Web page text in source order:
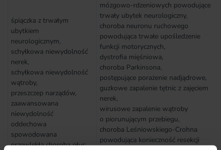
śpiączka z trwałym
ubytkiem
neurologicznym,
schyłkowa niewydolność
nerek,
schyłkowa niewydolność
wątroby,
przeszczep narządów,
zaawansowana
niewydolność
oddechowa
spowodowana
przewlekłą chorobą płuc,
mózgowo-rdzeniowych powodujące
trwały ubytek neurologiczny,
choroba neuronu ruchowego
powodująca trwałe upośledzenie
funkcji motorycznych,
dystrofia mięśniowa,
choroba Parkinsona,
postępujące porażenie nadjądrowe,
guzkowe zapalenie tętnic z zajęciem
nerek,
wirusowe zapalenie wątroby
o piorunującym przebiegu,
choroba Leśniowskiego-Crohna
powodująca konieczność resekcji